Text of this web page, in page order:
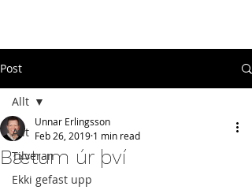
Post
Allt
Tilveran
Ekki gefast upp
Allt
Bætum úr því
Unnar Erlingsson
Feb 26, 2019 1 min read